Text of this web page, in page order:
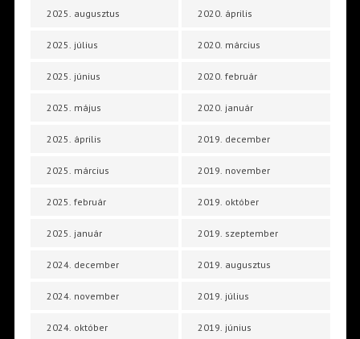
2025. augusztus
2025. július
2025. június
2025. május
2025. április
2025. március
2025. február
2025. január
2024. december
2024. november
2024. október
2020. április
2020. március
2020. február
2020. január
2019. december
2019. november
2019. október
2019. szeptember
2019. augusztus
2019. július
2019. június